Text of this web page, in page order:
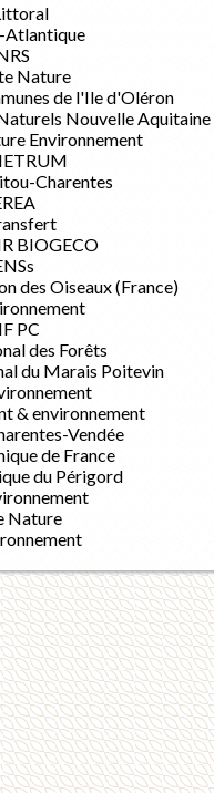
Atlantique
Nature
de l'Ile d'Oléron
Nouvelle Aquitaine
Environnement
Charentes
BIOGECO
des Oiseaux (France)
PC
des Forêts
du Marais Poitevin
& environnement
Vendée
de France
du Périgord
Nature